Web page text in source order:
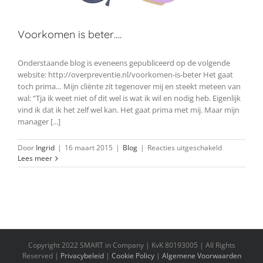
Voorkomen is beter….
Onderstaande blog is eveneens gepubliceerd op de volgende
website: http://overpreventie.nl/voorkomen-is-beter Het gaat
toch prima… Mijn cliënte zit tegenover mij en steekt meteen van
wal: “Tja ik weet niet of dit wel is wat ik wil en nodig heb. Eigenlijk
vind ik dat ik het zelf wel kan. Het gaat prima met mij. Maar mijn
manager [...]
Door Ingrid | 16 maart 2015 | Blog | Reacties uitgeschakeldvoor
is
Lees meer
Copyright 2022 SMART in Company | KvK 80193005 | All Rights
Reserved | Privacybeleid| Cookie Policy| Algemene Voorwaarden